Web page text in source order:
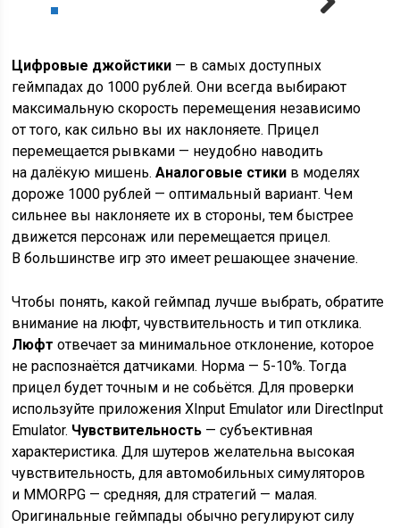
Цифровые джойстики — в самых доступных
геймпадах до 1000 рублей. Они всегда выбирают
максимальную скорость перемещения независимо
от того, как сильно вы их наклоняете. Прицел
перемещается рывками — неудобно наводить
на далёкую мишень.Аналоговые стики в моделях
дороже 1000 рублей — оптимальный вариант. Чем
сильнее вы наклоняете их в стороны, тем быстрее
движется персонаж или перемещается прицел.
В большинстве игр это имеет решающее значение.
Чтобы понять, какой геймпад лучше выбрать, обратите
внимание на люфт, чувствительность и тип отклика.
Люфт отвечает за минимальное отклонение, которое
не распознаётся датчиками. Норма — 5-10%. Тогда
прицел будет точным и не собьётся. Для проверки
используйте приложения XInput Emulator или DirectInput
Emulator. Чувствительность — субъективная
характеристика. Для шутеров желательна высокая
чувствительность, для автомобильных симуляторов
и MMORPG — средняя, для стратегий — малая.
Оригинальные геймпады обычно регулируют силу